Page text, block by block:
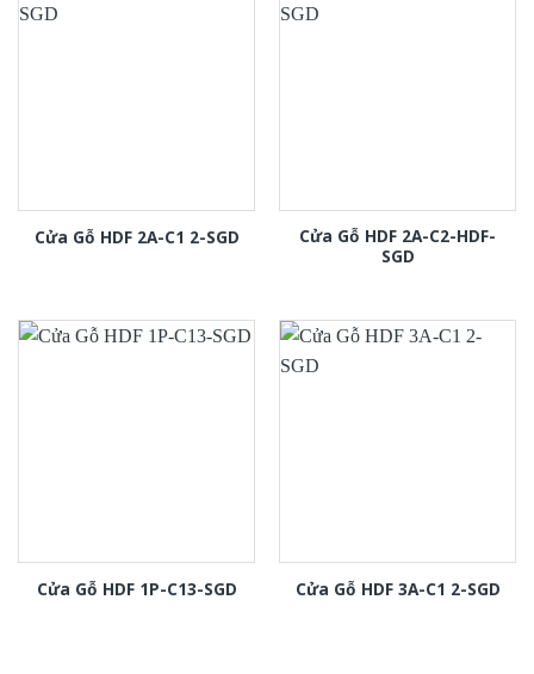
Cửa Gỗ HDF 2A-C1 2-SGD
Cửa Gỗ HDF 2A-C2-HDF-
SGD
Cửa Gỗ HDF 1P-C13-SGD Cửa Gỗ HDF 3A-C1 2-SGD